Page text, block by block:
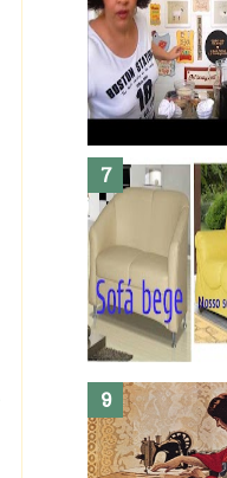
Dez bolos pra
morrer !
Como fazer leites